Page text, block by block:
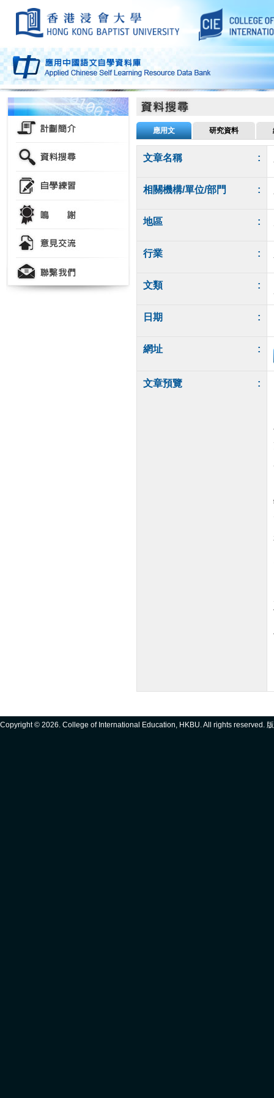
應用文 研究資料
文章名稱 :
相關機構/單位/部門 :
地區 :
行業 :
文類 :
日期 :
網址 :
文章預覽 :
Copyright © 2026. College of International Education, HKBU. All rights reserved.